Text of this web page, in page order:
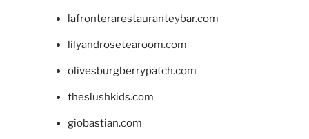
lafronterarestauranteybar.com
lilyandrosetearoom.com
olivesburgberrypatch.com
theslushkids.com
giobastian.com